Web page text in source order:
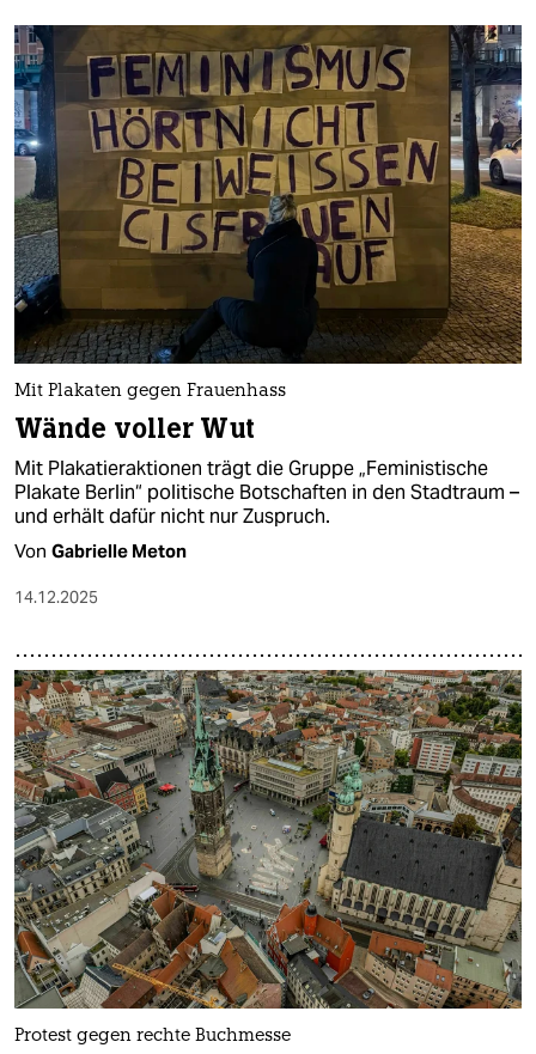
Mit Plakaten gegen Frauenhass
Wände voller Wut
Mit Plakatieraktionen trägt die Gruppe „Feministische
Plakate Berlin“ politische Botschaften in den Stadtraum –
und erhält dafür nicht nur Zuspruch.
Von Gabrielle Meton
14.12.2025
Protest gegen rechte Buchmesse